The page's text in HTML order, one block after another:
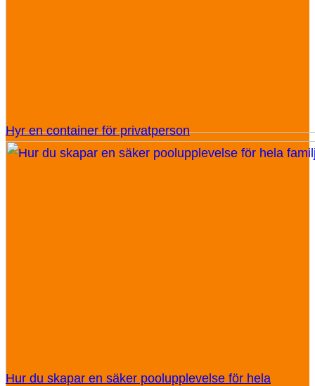
Hyr en container för privatperson
Hur du skapar en säker poolupplevelse för hela